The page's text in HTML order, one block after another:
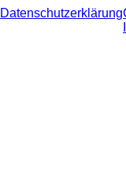
Datenschutzerklärung